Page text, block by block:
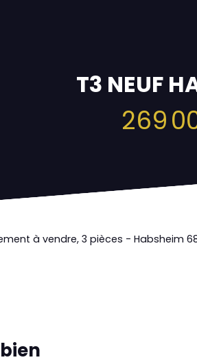
T3 NEUF
269
à vendre, 3 pièces - Habsheim